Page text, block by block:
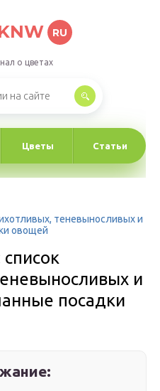
RU
о цветах
Цветы Статьи
теневыносливых и
овощей
и
посадки